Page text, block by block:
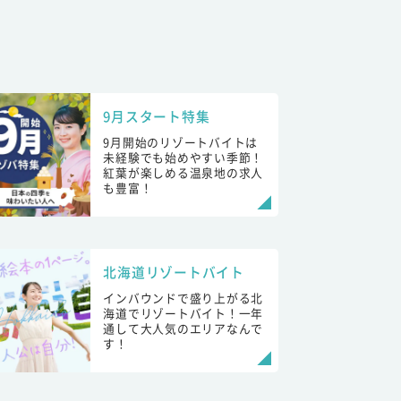
9月スタート特集
9月開始のリゾートバイトは
未経験でも始めやすい季節！
紅葉が楽しめる温泉地の求人
も豊富！
北海道リゾートバイト
インバウンドで盛り上がる北
海道でリゾートバイト！一年
通して大人気のエリアなんで
す！